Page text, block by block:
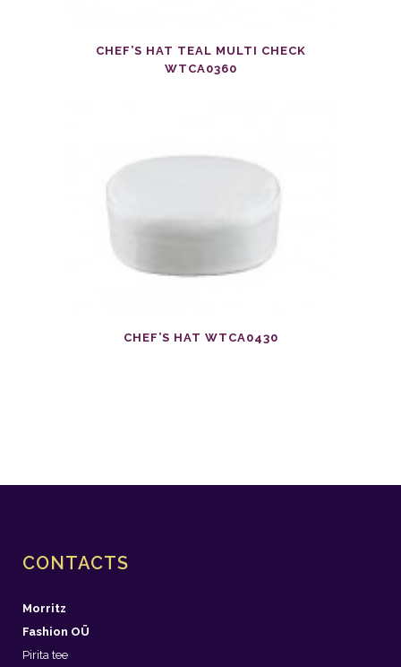
CHEF’S HAT TEAL MULTI CHECK
WTCA0360
CHEF’S HAT WTCA0430
CONTACTS
Morritz
Fashion OÜ
Pirita tee